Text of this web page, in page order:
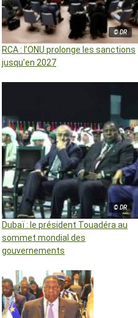
© DR
RCA : l’ONU prolonge les sanctions
jusqu’en 2027
© DR
Dubaï : le président Touadéra au
sommet mondial des
gouvernements